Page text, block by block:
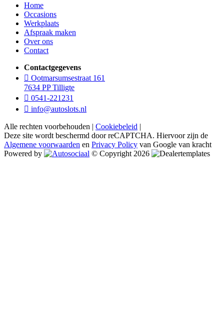
Home
Occasions
Werkplaats
Afspraak maken
Over ons
Contact
Contactgegevens
Ootmarsumsestraat 161
7634 PP Tilligte
0541-221231
info@autoslots.nl
Alle rechten voorbehouden | Cookiebeleid |
Deze site wordt beschermd door reCAPTCHA. Hiervoor zijn de
Algemene voorwaarden en Privacy Policy van Google van kracht
Powered by
© Copyright 2026